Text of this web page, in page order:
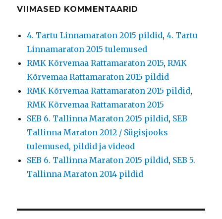
VIIMASED KOMMENTAARID
4. Tartu Linnamaraton 2015 pildid,4. Tartu
Linnamaraton 2015 tulemused
RMK Kõrvemaa Rattamaraton 2015,RMK
Kõrvemaa Rattamaraton 2015 pildid
RMK Kõrvemaa Rattamaraton 2015 pildid,
RMK Kõrvemaa Rattamaraton 2015
SEB 6. Tallinna Maraton 2015 pildid, SEB
Tallinna Maraton 2012 / Sügisjooks
tulemused, pildid ja videod
SEB 6. Tallinna Maraton 2015 pildid, SEB 5.
Tallinna Maraton 2014 pildid